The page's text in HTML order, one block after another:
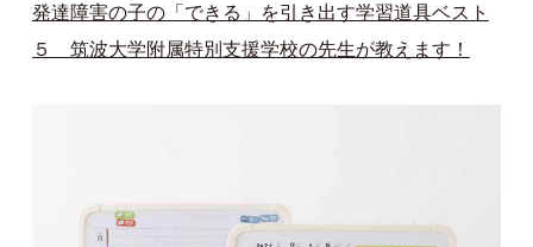
発達障害の子の「できる」を引き出す学習道具ベスト
５ 筑波大学附属特別支援学校の先生が教えます！